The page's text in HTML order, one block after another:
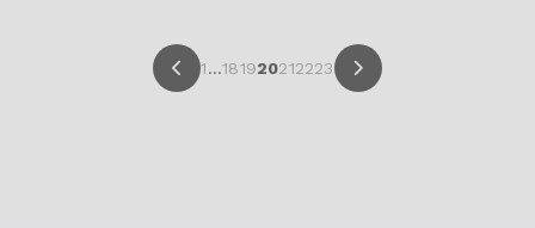
1...181920212223